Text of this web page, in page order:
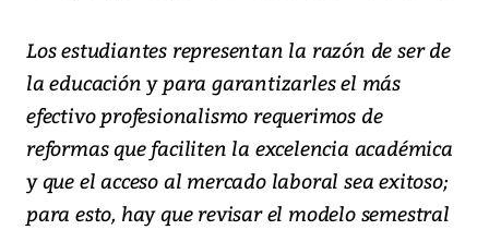
Los estudiantes representan la razón de ser de
la educación y para garantizarles el más
efectivo profesionalismo requerimos de
reformas que faciliten la excelencia académica
y que el acceso al mercado laboral sea exitoso;
para esto, hay que revisar el modelo semestral